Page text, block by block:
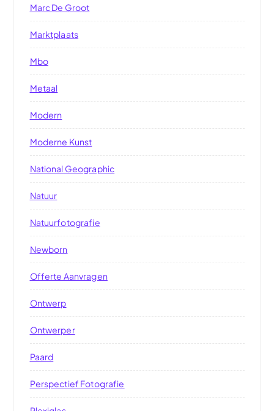
Marc De Groot
Marktplaats
Mbo
Metaal
Modern
Moderne Kunst
National Geographic
Natuur
Natuurfotografie
Newborn
Offerte Aanvragen
Ontwerp
Ontwerper
Paard
Perspectief Fotografie